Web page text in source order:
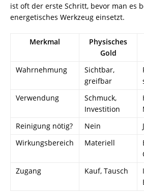
ist oft der erste Schritt, bevor man es
energetisches Werkzeug einsetzt.
Merkmal
Physisches
Gold
Wahrnehmung
Sichtbar,
greifbar
Verwendung
Schmuck,
Investition
Reinigung nötig?
Nein
Wirkungsbereich
Materiell
Zugang
Kauf, Tausch